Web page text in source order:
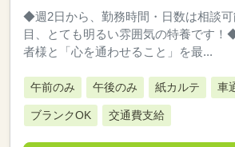
◆週2日から、勤務時間・日数は相談
目、とても明るい雰囲気の特養です！
者様と「心を通わせること」を最...
午前のみ 午後のみ 紙カルテ 車
ブランクOK 交通費支給